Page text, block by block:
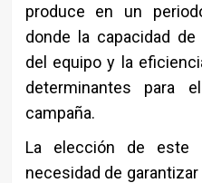
produce en un
donde la capacidad
del equipo y la
determinantes para
campaña.
La elección de este
necesidad de